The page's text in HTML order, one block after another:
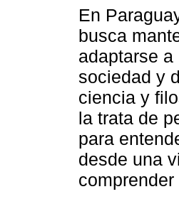
En
busca
adaptarse
sociedad y
ciencia y
la trata de
para
desde una